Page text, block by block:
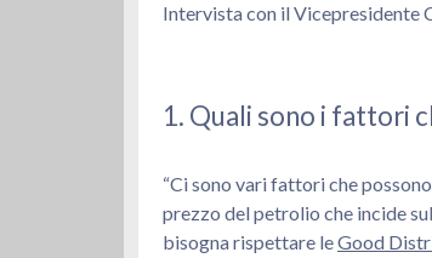
Intervista con il Vicepresidente
1. Quali sono i fattori
“Ci sono vari fattori che
prezzo del petrolio che incide
bisogna rispettare leGood